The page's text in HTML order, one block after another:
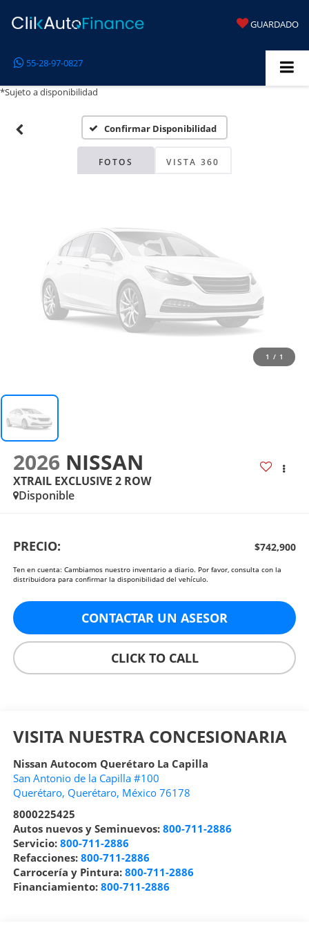
GUARDADO
55-28-97-0827
*Sujeto a disponibilidad
Confirmar Disponibilidad
FOTOS VISTA 360
Disponibles
Por favor, revise luego
1 / 1
2026 NISSAN
XTRAIL EXCLUSIVE 2 ROW
Disponible
PRECIO: $742,900
Ten en cuenta: Cambiamos nuestro inventario a diario. Por favor, consulta con la
distribuidora para confirmar la disponibilidad del vehículo.
CONTACTAR UN ASESOR
CLICK TO CALL
VISITA NUESTRA CONCESIONARIA
Nissan Autocom Querétaro La Capilla
San Antonio de la Capilla #100
Querétaro, Querétaro, México 76178
8000225425
Autos nuevos y Seminuevos: 800-711-2886
Servicio: 800-711-2886
Refacciones: 800-711-2886
Carrocería y Pintura: 800-711-2886
Financiamiento: 800-711-2886